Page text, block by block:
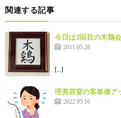
関連する記事
今日は2回目の木鶏会
2011.05.28
[…]
理美容室の客単価ア
2022.05.16